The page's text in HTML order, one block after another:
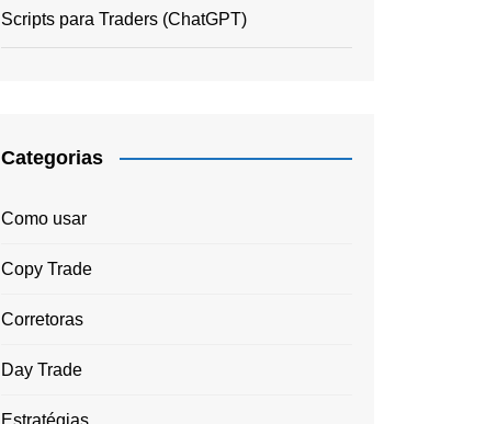
Scripts para Traders (ChatGPT)
Categorias
Como usar
Copy Trade
Corretoras
Day Trade
Estratégias